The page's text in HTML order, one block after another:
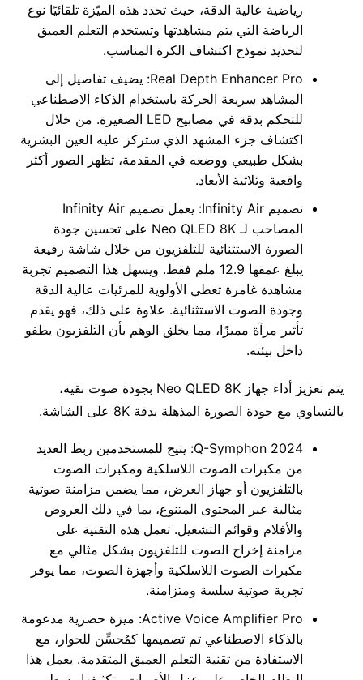
رياضية عالية الدقة، حيث تحدد هذه الميّزة تلقائيًا نوع
الرياضة التي يتم مشاهدتها وتستخدم التعلم العميق
لتحديد نموذج اكتشاف الكرة المناسب.
Real Depth Enhancer Pro: يضيف تفاصيل إلى
المشاهد سريعة الحركة باستخدام الذكاء الاصطناعي
للتحكم بدقة في مصابيح LED الصغيرة. من خلال
اكتشاف جزء المشهد الذي ستركز عليه العين البشرية
بشكل طبيعي ووضعه في المقدمة، تظهر الصور أكثر
واقعية وثلاثية الأبعاد.
تصميم Infinity Air: يعمل تصميم Infinity Air
المصاحب لـ Neo QLED 8K على تحسين جودة
الصورة الاستثنائية للتلفزيون من خلال شاشة رفيعة
يبلغ عمقها 12.9 ملم فقط. ويسهل هذا التصميم تجربة
مشاهدة غامرة تعطي الأولوية للمرئيات عالية الدقة
وجودة الصوت الاستثنائية. علاوة على ذلك، فهو يقدم
تأثير مرآة مميزًا، مما يخلق الوهم بأن التلفزيون يطفو
داخل بيئته.
يتم تعزيز أداء جهاز Neo QLED 8K بجودة صوت نقية،
بالتساوي مع جودة الصورة المذهلة بدقة 8K على الشاشة.
2024 Q-Symphon: يتيح للمستخدمين ربط العديد
من مكبرات الصوت اللاسلكية ومكبرات الصوت
بالتلفزيون أو جهاز العرض، مما يضمن مزامنة صوتية
مثالية عبر المحتوى المتنوع، بما في ذلك العروض
والأفلام وقوائم التشغيل. تعمل هذه التقنية على
مزامنة إخراج الصوت للتلفزيون بشكل مثالي مع
مكبرات الصوت اللاسلكية وأجهزة الصوت، مما يوفر
تجربة صوتية سلسة ومتزامنة.
Active Voice Amplifier Pro: ميزة حصرية مدعومة
بالذكاء الاصطناعي تم تصميمها كمُحسِّن للحوار، مع
الاستفادة من تقنية التعلم العميق المتقدمة. يعمل هذا